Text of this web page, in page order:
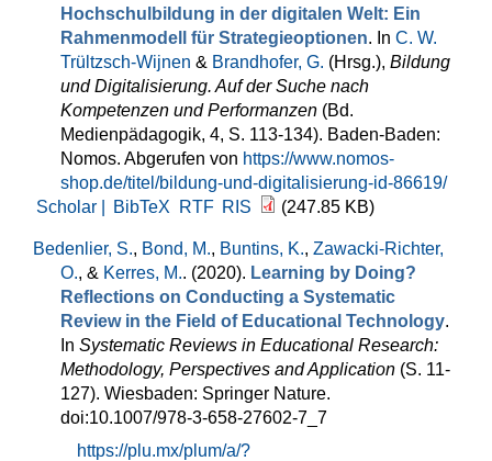
Hochschulbildung in der digitalen Welt: Ein
Rahmenmodell für Strategieoptionen. In C. W.
Trültzsch-Wijnen & Brandhofer, G. (Hrsg.), Bildung
und Digitalisierung. Auf der Suche nach
Kompetenzen und Performanzen (Bd.
Medienpädagogik, 4, S. 113-134). Baden-Baden:
Nomos. Abgerufen von https://www.nomos-
shop.de/titel/bildung-und-digitalisierung-id-86619/
Scholar |
BibTeX RTF RIS (247.85 KB)
Bedenlier, S., Bond, M., Buntins, K., Zawacki-Richter,
O., & Kerres, M.. (2020). Learning by Doing?
Reflections on Conducting a Systematic
Review in the Field of Educational Technology.
In Systematic Reviews in Educational Research:
Methodology, Perspectives and Application (S. 11-
127). Wiesbaden: Springer Nature.
doi:10.1007/978-3-658-27602-7_7
https://plu.mx/plum/a/?